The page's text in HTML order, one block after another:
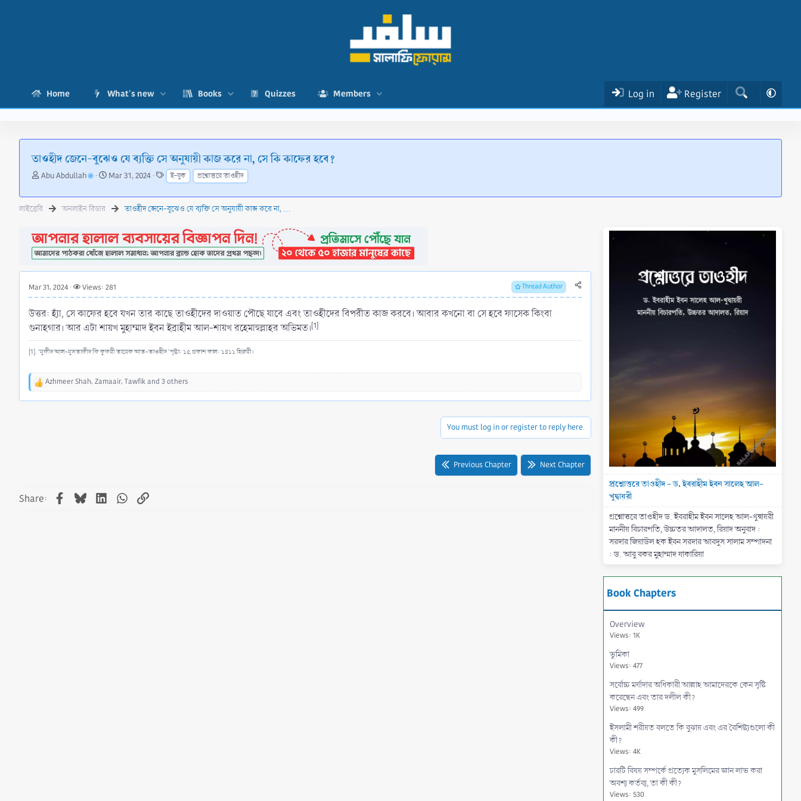
Home What's new Books Quizzes Members Log in Register
তাওহীদ জেনে-বুঝেও যে ব্যক্তি সে অনুযায়ী কাজ করে না, সে কি কাফের হবে?
T
r
e
s
t
r
t
e
r
Abu Abdullah
S
a
a
t
Mar 31, 2024
T
a
g
s
ই-বুক প্রশ্নোত্তরে তাওহীদ
লাইব্রেরি অনলাইন রিডার তাওহীদ জেনে-বুঝেও যে ব্যক্তি সে অনুযায়ী কাজ করে না, সে কি কাফের হবে?
Mar 31, 2024 Views: 281 Thread Author
উত্তর: হ্যাঁ, সে কাফের হবে যখন তার কাছে তাওহীদের দাওয়াত পৌছে যাবে এবং তাওহীদের বিপরীত কাজ করবে। আবার কখনো বা সে হবে ফাসেক কিংবা
গুনাহগার। আর এটা শায়খ মুহাম্মাদ ইবন ইব্রাহীম আল-শায়খ রহেমাহুল্লাহর অভিমত।[1]
[1]. ‘মুফীদ আল-মুসতাফীদ ফি কুফরী তারেক আত-তাওহীদ ’পৃষ্টা: ১৫, প্রকাশ কাল: ১৪১১ হিজরী।
R
Azhmeer Shah, Zamaair, Tawfikand 3 others
You must log in or register to reply here.
Previous Chapter Next Chapter
Share: Facebook
BlueskyLinkedInWhatsApp
Link
প্রশ্নোত্তরে তাওহীদ - ড. ইবরাহীম ইবন সালেহ আল-
খুদ্বায়রী
প্রশ্নোত্তরে তাওহীদ ড. ইবরাহীম ইবন সালেহ আল-খুদ্বায়রী
মাননীয় বিচারপতি, উচ্চতর আদালত, রিয়াদ অনুবাদ :
সরদার জিয়াউল হক ইবন সরদার আবদুস সালাম সম্পাদনা
: ড. আবু বকর মুহাম্মাদ যাকারিয়া
Book Chapters
Overview
Views: 1K
ভুমিকা
Views: 477
সর্বোচ্চ মর্যাদার অধিকারী আল্লাহ আমাদেরকে কেন সৃষ্টি
করেছেন এবং তার দলীল কী?
Views: 499
ইসলামী শরীয়ত বলতে কি বুঝায় এবং এর বৈশিষ্ট্যগুলো কী
কী?
Views: 4K
চারটি বিষয় সম্পর্কে প্রত্যেক মুসলিমের জ্ঞান লাভ করা
অবশ্য কর্তব্য, তা কী কী?
Views: 530